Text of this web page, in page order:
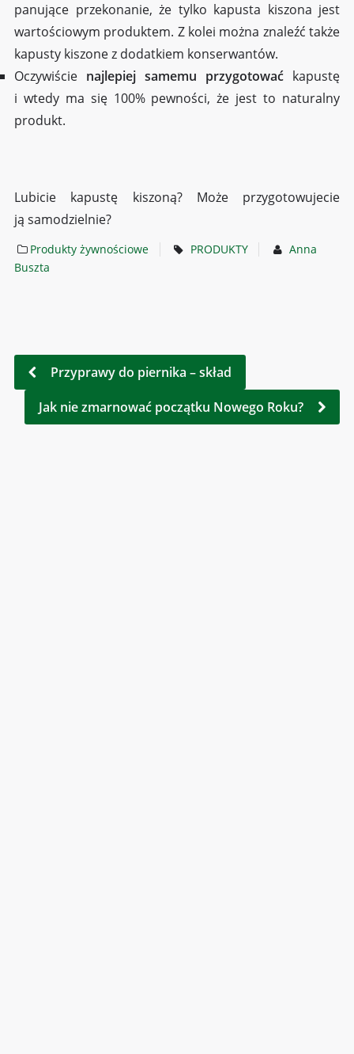
panujące przekonanie, że tylko kapusta kiszona jest
wartościowym produktem. Z kolei można znaleźć także
kapusty kiszone z dodatkiem konserwantów.
Oczywiście najlepiej samemu przygotować kapustę
i wtedy ma się 100% pewności, że jest to naturalny
produkt.
Lubicie kapustę kiszoną? Może przygotowujecie
ją samodzielnie?
Produkty żywnościowe PRODUKTY
Anna
Buszta
Przyprawy do piernika – skład
Jak nie zmarnować początku Nowego Roku?